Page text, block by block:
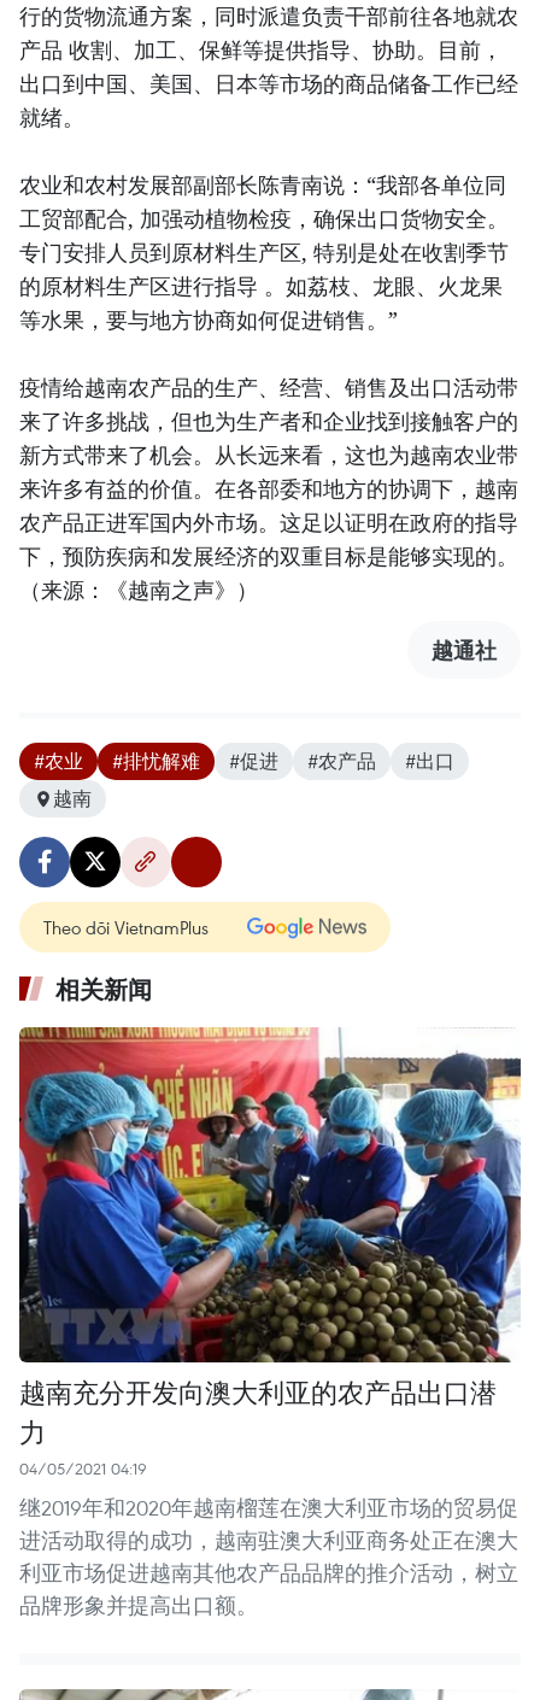
行的货物流通方案，同时派遣负责干部前往各地就农
产品 收割、加工、保鲜等提供指导、协助。目前，
出口到中国、美国、日本等市场的商品储备工作已经
就绪。
农业和农村发展部副部长陈青南说：“我部各单位同
工贸部配合, 加强动植物检疫，确保出口货物安全。
专门安排人员到原材料生产区, 特别是处在收割季节
的原材料生产区进行指导 。如荔枝、龙眼、火龙果
等水果，要与地方协商如何促进销售。”
疫情给越南农产品的生产、经营、销售及出口活动带
来了许多挑战，但也为生产者和企业找到接触客户的
新方式带来了机会。从长远来看，这也为越南农业带
来许多有益的价值。在各部委和地方的协调下，越南
农产品正进军国内外市场。这足以证明在政府的指导
下，预防疾病和发展经济的双重目标是能够实现的。
（来源：《越南之声》）
越通社
#农业 #排忧解难 #促进 #农产品
#出口
越南
Theo dõi VietnamPlus
相关新闻
越南充分开发向澳大利亚的农产品出口潜
力
04/05/2021 04:19
继2019年和2020年越南榴莲在澳大利亚市场的贸易促
进活动取得的成功，越南驻澳大利亚商务处正在澳大
利亚市场促进越南其他农产品品牌的推介活动，树立
品牌形象并提高出口额。